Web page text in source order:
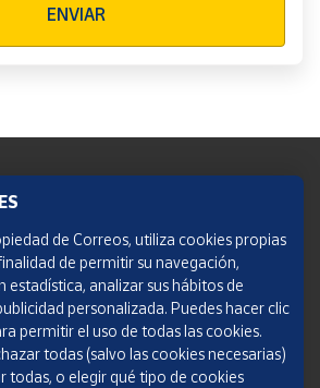
ENVIAR
Web
de Correos, utiliza cookies propias
de permitir su navegación,
analizar sus hábitos de
personalizada. Puedes hacer clic
permitir el uso de todas las cookies.
todas (salvo las cookies necesarias)
todas, o elegir qué tipo de cookies